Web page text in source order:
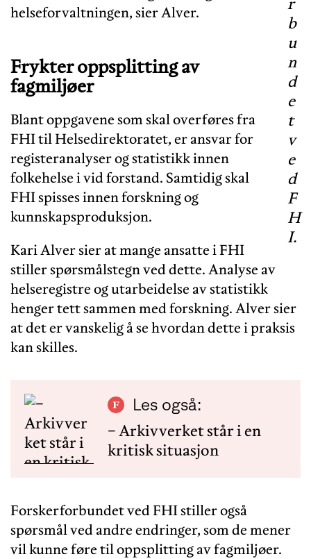
b
u
n
d
e
t
v
e
d
F
H
I.
helseforvaltningen, sier Alver.
Frykter oppsplitting av
fagmiljøer
Blant oppgavene som skal overføres fra
FHI til Helsedirektoratet, er ansvar for
registeranalyser og statistikk innen
folkehelse i vid forstand. Samtidig skal
FHI spisses innen forskning og
kunnskapsproduksjon.
Kari Alver sier at mange ansatte i FHI
stiller spørsmålstegn ved dette. Analyse av
helseregistre og utarbeidelse av statistikk
henger tett sammen med forskning. Alver sier
at det er vanskelig å se hvordan dette i praksis
kan skilles.
Les også:
− Arkivverket står i en
kritisk situasjon
Forskerforbundet ved FHI stiller også
spørsmål ved andre endringer, som de mener
vil kunne føre til oppsplitting av fagmiljøer.